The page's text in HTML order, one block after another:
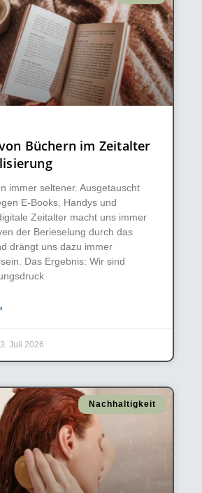
Büchern im Zeitalter
immer seltener. Ausgetauscht
E-Books, Handys und
Zeitalter macht uns immer
der Berieselung durch das
drängt uns dazu immer
Das Ergebnis: Wir sind
Juli 2026
Nachhaltigkeit